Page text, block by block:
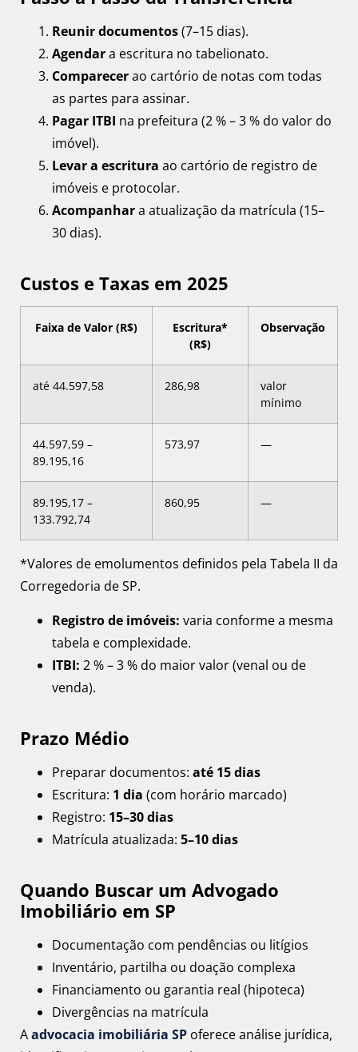
Reunir documentos(7–15 dias).
Agendara escritura no tabelionato.
Comparecerao cartório de notas com todas
as partes para assinar.
Pagar ITBI na prefeitura (2 % – 3 % do valor do
imóvel).
Levar a escritura ao cartório de registro de
imóveis e protocolar.
Acompanhara atualização da matrícula (15–
30 dias).
Custos e Taxas em 2025
Faixa de Valor (R$)
Escritura*
(R$)
Observação
até 44.597,58 286,98
valor
mínimo
44.597,59 –
89.195,16
573,97 —
89.195,17 –
133.792,74
860,95 —
*Valores de emolumentos definidos pela Tabela II da
Corregedoria de SP.
Registro de imóveis: varia conforme a mesma
tabela e complexidade.
ITBI: 2 % – 3 % do maior valor (venal ou de
venda).
Prazo Médio
Preparar documentos: até 15 dias
Escritura: 1 dia (com horário marcado)
Registro: 15–30 dias
Matrícula atualizada: 5–10 dias
Quando Buscar um Advogado
Imobiliário em SP
Documentação com pendências ou litígios
Inventário, partilha ou doação complexa
Financiamento ou garantia real (hipoteca)
Divergências na matrícula
Aadvocacia imobiliária SP oferece análise jurídica,